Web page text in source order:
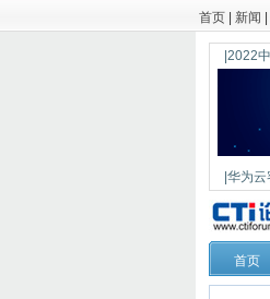
首页 新闻
|2022
|华为
|鼎信通
首页